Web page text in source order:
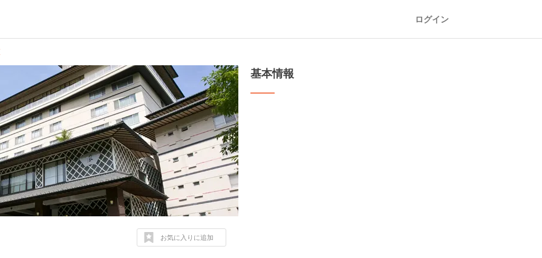
ログイン
お気に入りに追加
基本情報